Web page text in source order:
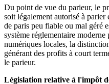
Du point de vue du parieur, le
soit légalement autorisé à
de paris peu fiable ou mal géré
système réglementaire
numériques locales, la
générant des profits à court
le parieur.
Législation relative à l'impôt